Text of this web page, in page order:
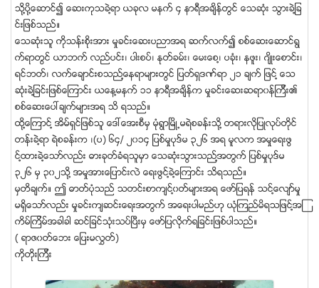
သို႔ပို႔ေဆာင္၍ ေဆးကုသခဲ႔ရာ ယခုလ မနက္ ၄ နာရီအခ်ိန္တြင္ ေသဆံုး သြားခဲ႔ျခ
င္းျဖစ္သည္။
ေသဆံုးသူ ကိုသန္းစိုးအား မႈခင္းေဆးပညာအရ ဆက္လက္၍ စစ္ေဆးေဆာင္ရြ
က္ရာတြင္ ယာဘက္ လည္ပင္း၊ ပါးစပ္၊ ႏုတ္ခမ္း၊ ေမးေစ႔၊ ပခံုး၊ နဖူး၊ ဂ်ိဳးေစာင္း၊
ရင္ဘတ္၊ လက္ေခ်ာင္းစသည္႔ေနရာမ်ားတြင္ ျပတ္ရွဒဏ္ရာ ၂၁ ခ်က္ ျဖင္႔ ေသ
ဆံုးခဲ႔ျခင္းျဖစ္ေၾကာင္း ယေန႔မနက္ ၁၁ နာရီအခ်ိန္က မႈခင္းေဆးဆရာ၀န္ၾကီး၏
စစ္ေဆးေပၚခ်က္မ်ားအရ သိ ရသည္။
ထို႔ေၾကာင္႔ အိမ္ရွင္ျဖစ္သူ ေဒၚေအးစီမွ မံုရြာျမိဳ႕မရဲစခန္းသို႔ တရားလိုျပဳလုပ္တိုင္
တန္းခဲ႔ရာ ရဲစခန္းက ၊(ပ) ၆၄/ ၂၀၁၄ ျပစ္မႈပုဒ္မ ၃၂၆ အရ မူလက အမႈေရးဖြ
င္႔ထားခဲ႔ေသာ္လည္း ဓားခုတ္ခံရသူမွာ ေသဆံုးသြားသည္႔အတြက္ ျပစ္မႈပုဒ္မ
၃၂၆ မွ ၃၀၂သို႔ အမႈအားေျပာင္းလဲ ေရးဖြင္႔ခဲ႔ေၾကာင္း သိရသည္။
မွတိခ်က္။ ဤ ဓာတ္ပံုသည္ သတင္းစာက်င္႔၀တ္မ်ားအရ ေဖာ္ျပရန္ သင္႔ေလ်ာ္မႈ
မရွိေသာ္လည္း မႈခင္းက်ဆင္းေရးအတြက္ အေရးပါမည္ဟု ယံုၾကည္မိရသျဖင္႔အၾ
ကိမ္ၾကိမ္အခါခါ ဆင္ျခင္သံုးသပ္ျပီးမွ ေဖာ္ျပလိုက္ရျခင္းျဖစ္ပါသည္။
( ရာဇ၀တ္ေဘး ေျပးမလႊတ္)
ကိုတိုးၾကီး